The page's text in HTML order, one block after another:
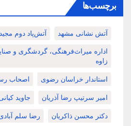
برچسب‌ها
آتش نشانی مشهد آتش‌پاد دوم
اداره میراث‌فرهنگی، گردشگری و
زاوه
استاندار خراسان رضوی اصحاب
امیر سرتیپ رضا آذریان جاوید
دکتر محسن ذاکریان رضا سلم